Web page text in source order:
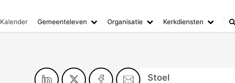
Kalender Gemeenteleven Organisatie Kerkdiensten
Stoel